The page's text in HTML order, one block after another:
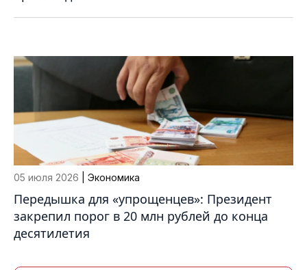
05 июля 2026 | Экономика
Передышка для «упрощенцев»: Президент
закрепил порог в 20 млн рублей до конца
десятилетия